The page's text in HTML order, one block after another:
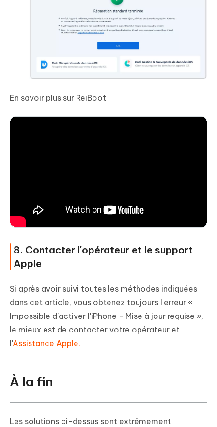
En savoir plus sur ReiBoot
8. Contacter l'opérateur et le support
Apple
Si après avoir suivi toutes les méthodes indiquées
dans cet article, vous obtenez toujours l'erreur «
Impossible d'activer l'iPhone - Mise à jour requise »,
le mieux est de contacter votre opérateur et
l'Assistance Apple.
À la fin
Les solutions ci-dessus sont extrêmement